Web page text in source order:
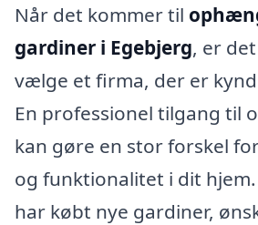
Når det kommer til
gardiner i Egebjerg, er
vælge et firma, der er
En professionel tilgang til
kan gøre en stor forskel
og funktionalitet i dit
har købt nye gardiner,